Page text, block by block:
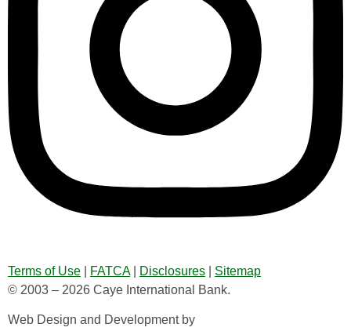
Terms of Use FATCA| Disclosures
Sitemap
© 2003 – 2026 Caye International Bank.
Web Design and Development by